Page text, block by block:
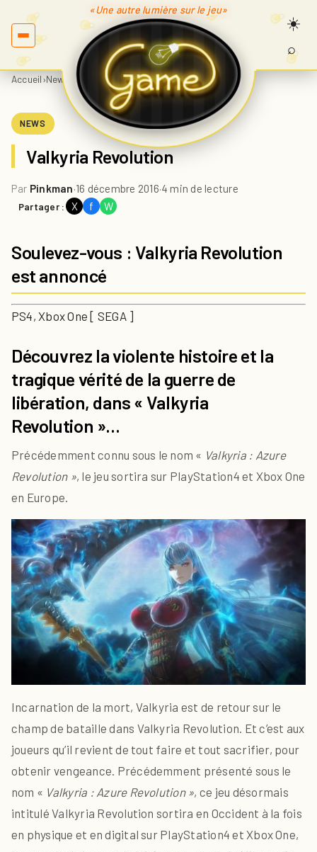
«Une autre lumière sur le jeu»
⌕
Accueil›News Valkyria Revolution
NEWS
Valkyria Revolution
Par Pinkman·16 décembre 2016·4 min de lecture
Partager : X f W
Soulevez-vous : Valkyria Revolution
est annoncé
PS4, Xbox One [ SEGA ]
Découvrez la violente histoire et la
tragique vérité de la guerre de
libération, dans « Valkyria
Revolution »…
Précédemment connu sous le nom « Valkyria : Azure
Revolution », le jeu sortira sur PlayStation4 et Xbox One
en Europe.
Incarnation de la mort, Valkyria est de retour sur le
champ de bataille dans Valkyria Revolution. Et c’est aux
joueurs qu’il revient de tout faire et tout sacrifier, pour
obtenir vengeance. Précédemment présenté sous le
nom « Valkyria : Azure Revolution », ce jeu désormais
intitulé Valkyria Revolution sortira en Occident à la fois
en physique et en digital sur PlayStation4 et Xbox One,